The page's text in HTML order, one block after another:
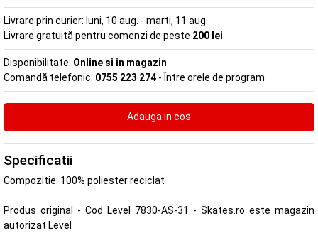
Livrare prin curier: luni, 10 aug. - marti, 11 aug.
Livrare gratuită pentru comenzi de peste 200 lei
Disponibilitate: Online si in magazin
Comandă telefonic: 0755 223 274 - Între orele de program
Specificatii
Compozitie: 100% poliester reciclat
Produs original - Cod Level 7830-AS-31 - Skates.ro este magazin
autorizat Level